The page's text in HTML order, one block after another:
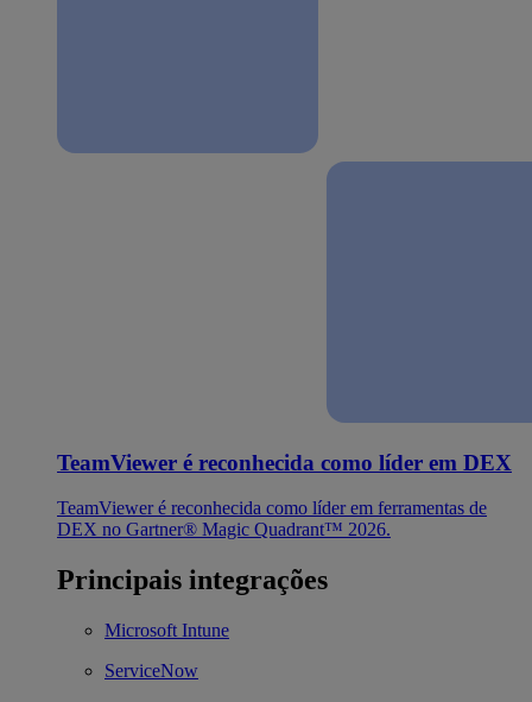
TeamViewer é reconhecida como líder em DEX
TeamViewer é reconhecida como líder em ferramentas de
DEX no Gartner® Magic Quadrant™ 2026.
Principais integrações
Microsoft Intune
ServiceNow